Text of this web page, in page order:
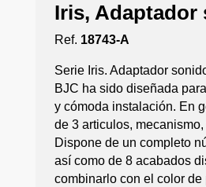
Iris, Adaptador
Ref. 18743-A
Serie Iris. Adaptador
BJC ha sido diseñada
y cómoda instalación. En
de 3 articulos,
Dispone de un completo
así como de 8 acabados
combinarlo con el color de